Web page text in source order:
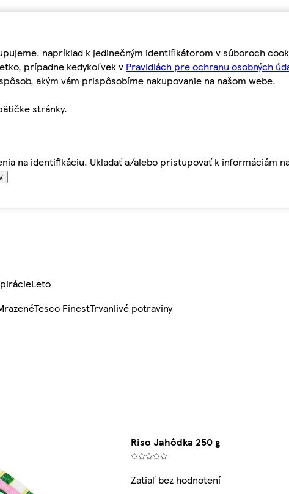
napríklad k jedinečným identifikátorom v súboroch
prípadne kedykoľvek v Pravidlách pre ochranu osobných
akým vám prispôsobíme nakupovanie na našom webe.
stránky.
na identifikáciu. Ukladať a/alebo pristupovať k informáciám
Leto
Tesco FinestTrvanlivé potraviny
Riso Jahôdka 250 g
Zatiaľ bez hodnotení